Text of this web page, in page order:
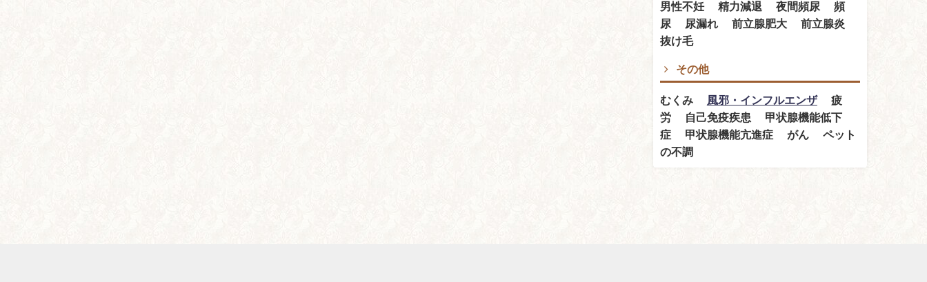
男性不妊 精力減退 夜間頻尿 頻
尿 尿漏れ 前立腺肥大 前立腺炎
抜け毛
その他
むくみ 風邪・インフルエンザ疲
労 自己免疫疾患 甲状腺機能低下
症 甲状腺機能亢進症 がん ペット
の不調